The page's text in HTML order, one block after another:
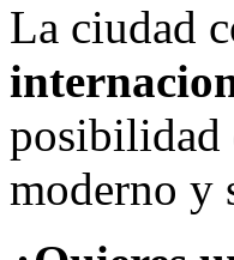
La ciudad
posibilidad
moderno y